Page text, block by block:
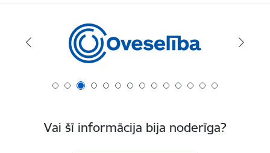
Vai šī informācija bija noderīga?